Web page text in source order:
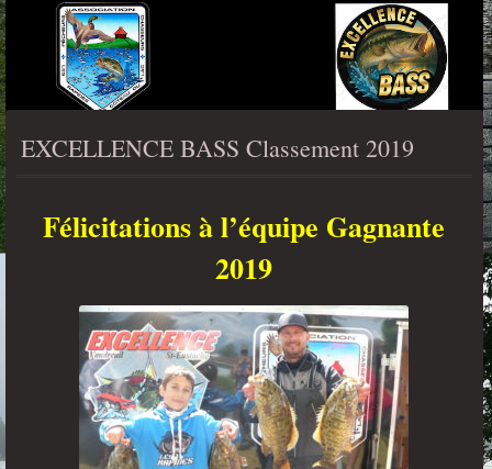
EXCELLENCE BASS Classement 2019
Félicitations à l’équipe Gagnante
2019